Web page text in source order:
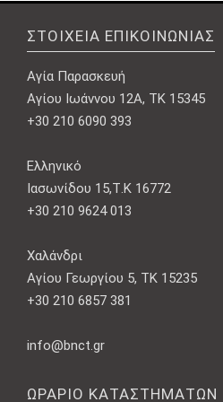
ΣΤΟΙΧΕΊΑ ΕΠΙΚΟΙΝΩΝΊΑΣ
Αγία Παρασκευή
Αγίου Ιωάννου 12Α, ΤΚ 15345
+30 210 6090 393
Ελληνικό
Ιασωνίδου 15,Τ.Κ 16772
+30 210 9624 013
Χαλάνδρι
Αγίου Γεωργίου 5, ΤΚ 15235
+30 210 6857 381
info@bnct.gr
ΩΡΆΡΙΟ ΚΑΤΑΣΤΗΜΆΤΩΝ